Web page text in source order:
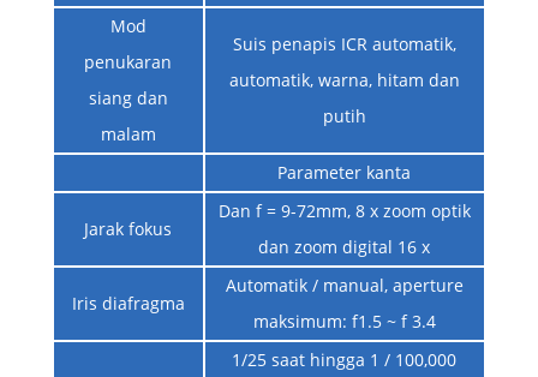
Mod
penukaran
siang dan
malam
Suis penapis ICR automatik,
automatik, warna, hitam dan
putih
Parameter kanta
Jarak fokus
Dan f = 9-72mm, 8 x zoom optik
dan zoom digital 16 x
Iris diafragma
Automatik / manual, aperture
maksimum: f1.5 ~ f 3.4
1/25 saat hingga 1 / 100,000